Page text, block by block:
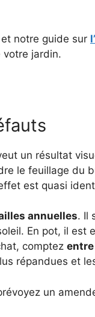
notre guide sur
votre jardin.
un résultat
le feuillage du
est quasi
annuelles. Il
En pot, il est
comptez entre
répandues et
un